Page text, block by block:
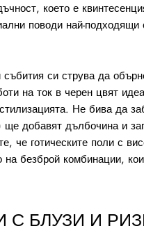
което е
поводи най-
си струва да
на ток в черен цвят
Не бива да
добавят дълбочина и
че готическите поли с
на безброй комбинации,
С БЛУЗИ И